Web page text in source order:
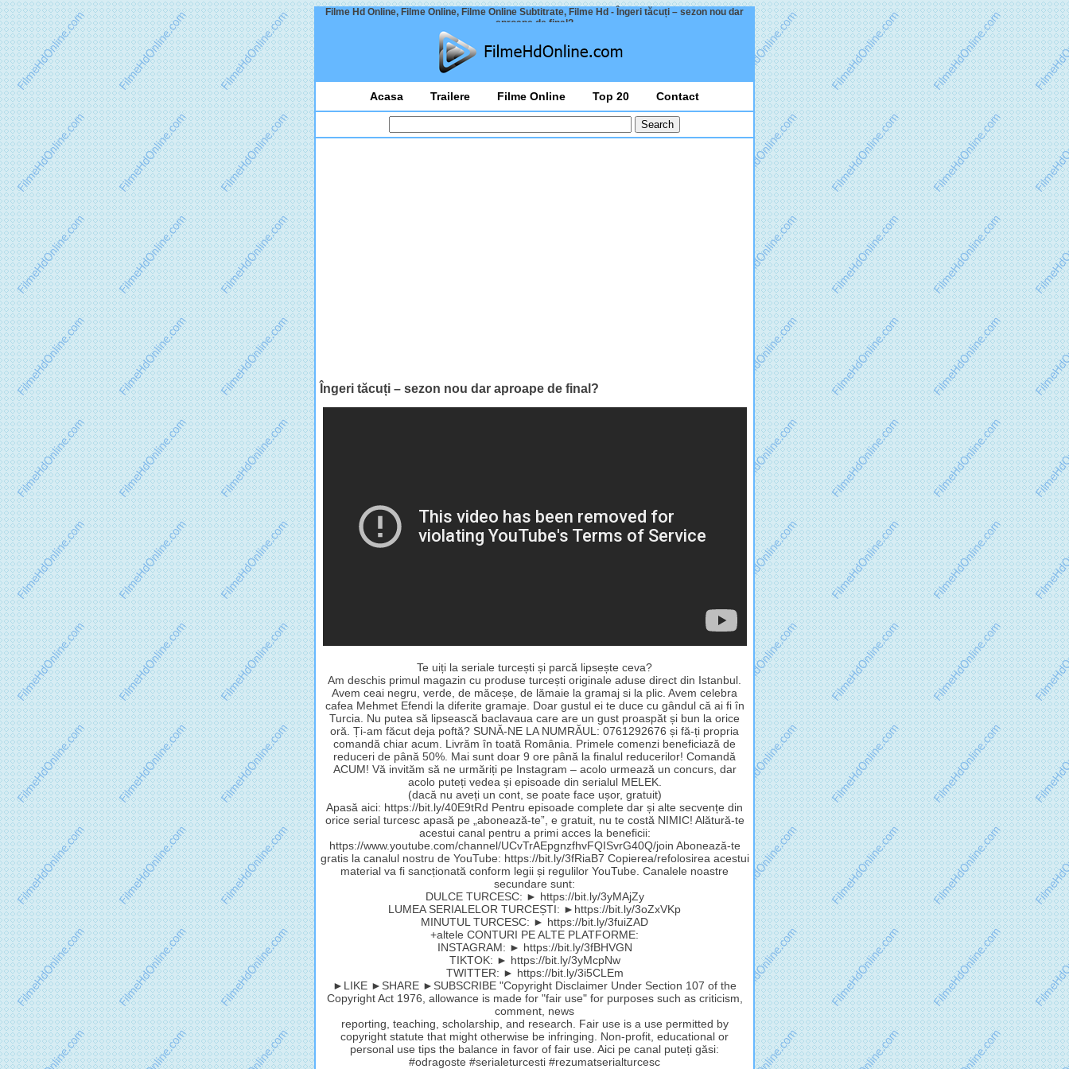
Filme Hd Online, Filme Online, Filme Online Subtitrate, Filme Hd - Îngeri tăcuți – sezon nou dar
aproape de final?
Acasa Trailere Filme Online Top 20 Contact
Îngeri tăcuți – sezon nou dar aproape de final?
Te uiți la seriale turcești și parcă lipsește ceva?
Am deschis primul magazin cu produse turcești originale aduse direct din Istanbul.
Avem ceai negru, verde, de măceșe, de lămaie la gramaj si la plic. Avem celebra
cafea Mehmet Efendi la diferite gramaje. Doar gustul ei te duce cu gândul că ai fi în
Turcia. Nu putea să lipsească baclavaua care are un gust proaspăt și bun la orice
oră. Ți-am făcut deja poftă? SUNĂ-NE LA NUMRĂUL: 0761292676 și fă-ți propria
comandă chiar acum. Livrăm în toată România. Primele comenzi beneficiază de
reduceri de până 50%. Mai sunt doar 9 ore până la finalul reducerilor! Comandă
ACUM! Vă invităm să ne urmăriți pe Instagram – acolo urmează un concurs, dar
acolo puteți vedea și episoade din serialul MELEK.
(dacă nu aveți un cont, se poate face ușor, gratuit)
Apasă aici: https://bit.ly/40E9tRd Pentru episoade complete dar și alte secvențe din
orice serial turcesc apasă pe „abonează-te”, e gratuit, nu te costă NIMIC! Alătură-te
acestui canal pentru a primi acces la beneficii:
https://www.youtube.com/channel/UCvTrAEpgnzfhvFQISvrG40Q/join Abonează-te
gratis la canalul nostru de YouTube: https://bit.ly/3fRiaB7 Copierea/refolosirea acestui
material va fi sancționată conform legii și regulilor YouTube. Canalele noastre
secundare sunt:
DULCE TURCESC: ► https://bit.ly/3yMAjZy
LUMEA SERIALELOR TURCEȘTI: ►https://bit.ly/3oZxVKp
MINUTUL TURCESC: ► https://bit.ly/3fuiZAD
+altele CONTURI PE ALTE PLATFORME:
INSTAGRAM: ► https://bit.ly/3fBHVGN
TIKTOK: ► https://bit.ly/3yMcpNw
TWITTER: ► https://bit.ly/3i5CLEm
►LIKE ►SHARE ►SUBSCRIBE "Copyright Disclaimer Under Section 107 of the
Copyright Act 1976, allowance is made for "fair use" for purposes such as criticism,
comment, news
reporting, teaching, scholarship, and research. Fair use is a use permitted by
copyright statute that might otherwise be infringing. Non-profit, educational or
personal use tips the balance in favor of fair use. Aici pe canal puteți găsi:
#odragoste #serialeturcesti #rezumatserialturcesc